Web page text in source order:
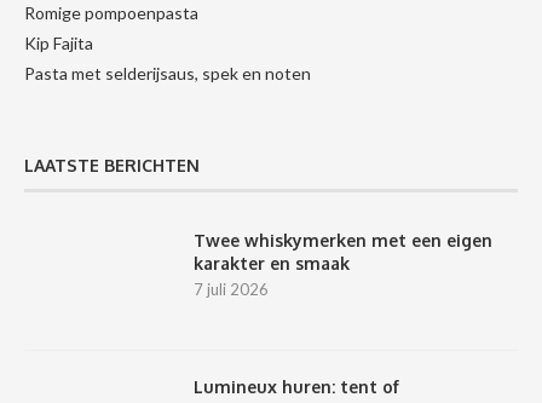
Romige pompoenpasta
Kip Fajita
Pasta met selderijsaus, spek en noten
LAATSTE BERICHTEN
Twee whiskymerken met een eigen
karakter en smaak
7 juli 2026
Lumineux huren: tent of